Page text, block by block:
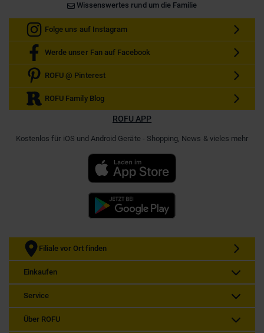
Wissenswertes rund um die Familie
Folge uns auf Instagram
Werde unser Fan auf Facebook
ROFU @ Pinterest
ROFU Family Blog
ROFU APP
Kostenlos für iOS und Android Geräte - Shopping, News & vieles mehr
Filiale vor Ort finden
Einkaufen
Service
Über ROFU